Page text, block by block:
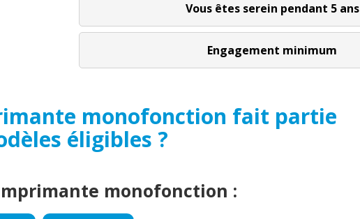
Vous êtes serein pendant 5 ans
Engagement minimum
monofonction fait partie
éligibles ?
monofonction :